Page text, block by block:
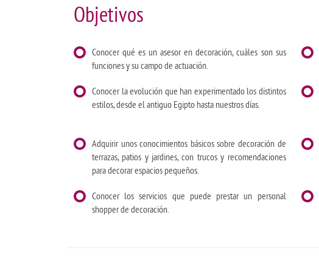
Objetivos
Conocer qué es un asesor en decoración, cuáles son sus
funciones y su campo de actuación.
Conocer la evolución que han experimentado los distintos
estilos, desde el antiguo Egipto hasta nuestros días.
Adquirir unos conocimientos básicos sobre decoración de
terrazas, patios y jardines, con trucos y recomendaciones
para decorar espacios pequeños.
Conocer los servicios que puede prestar un personal
shopper de decoración.